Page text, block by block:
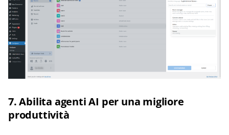
7. Abilita agenti AI per una migliore
produttività